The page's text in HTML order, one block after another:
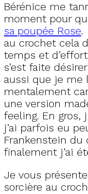
Bérénice me
moment pour
sa poupée Rose.
au crochet cela
temps et
s’est faite
aussi que je me
mentalement
une version
feeling. En gros,
j’ai parfois eu
Frankenstein
finalement j’ai
Je vous
sorcière au